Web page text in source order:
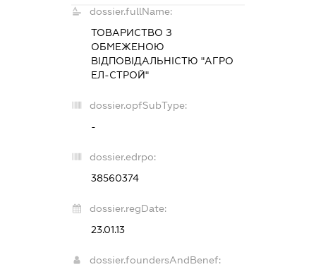
dossier.fullName:
ТОВАРИСТВО З
ОБМЕЖЕНОЮ
ВІДПОВІДАЛЬНІСТЮ "АГРО
ЕЛ-СТРОЙ"
dossier.opfSubType:
-
dossier.edrpo:
38560374
dossier.regDate:
23.01.13
dossier.foundersAndBenef: